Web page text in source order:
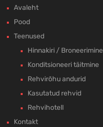
Avaleht
Pood
Teenused
Hinnakiri / Broneerimine
Konditsioneeri täitmine
Rehvirõhu andurid
Kasutatud rehvid
Rehvihotell
Kontakt